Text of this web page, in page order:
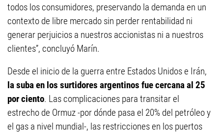
todos los consumidores, preservando la demanda en un
contexto de libre mercado sin perder rentabilidad ni
generar perjuicios a nuestros accionistas ni a nuestros
clientes”, concluyó Marín.
Desde el inicio de la guerra entre Estados Unidos e Irán,
la suba en los surtidores argentinos fue cercana al 25
por ciento. Las complicaciones para transitar el
estrecho de Ormuz -por dónde pasa el 20% del petróleo y
el gas a nivel mundial-, las restricciones en los puertos